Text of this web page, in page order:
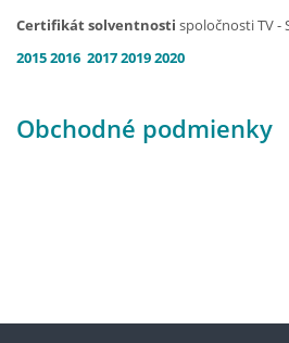
Certifikát solventnosti spoločnosti TV -
20152016 201720192020
Obchodné podmienky